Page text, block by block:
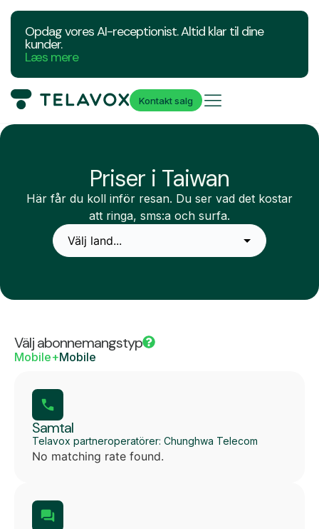
Opdag vores AI-receptionist. Altid klar til dine
kunder.
Læs mere
Kontakt salg
Priser i Taiwan
Här får du koll inför resan. Du ser vad det kostar
att ringa, sms:a och surfa.
Välj abonnemangstyp
Mobile+Mobile
Samtal
Telavox partneroperatörer: Chunghwa Telecom
No matching rate found.